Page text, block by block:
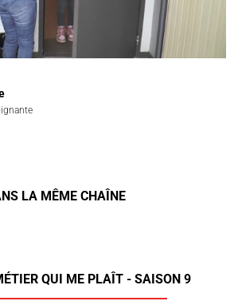
LA MÊME CHAÎNE
QUI ME PLAÎT - SAISON 9